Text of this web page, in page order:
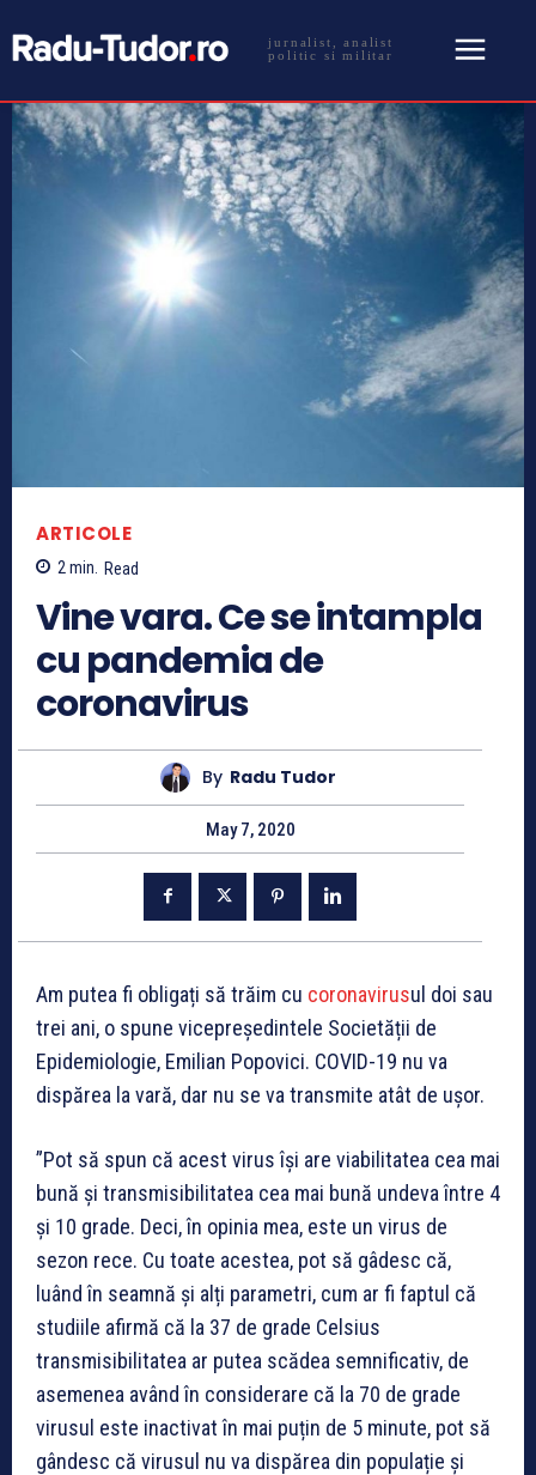
jurnalist, analist
politic si militar
ARTICOLE
2min. Read
Vine vara. Ce se intampla
cu pandemia de
coronavirus
By Radu Tudor
May 7, 2020
Am putea fi obligați să trăim cu coronavirusul doi sau
trei ani, o spune vicepreședintele Societății de
Epidemiologie, Emilian Popovici. COVID-19 nu va
dispărea la vară, dar nu se va transmite atât de ușor.
”Pot să spun că acest virus își are viabilitatea cea mai
bună și transmisibilitatea cea mai bună undeva între 4
și 10 grade. Deci, în opinia mea, este un virus de
sezon rece. Cu toate acestea, pot să gâdesc că,
luând în seamnă și alți parametri, cum ar fi faptul că
studiile afirmă că la 37 de grade Celsius
transmisibilitatea ar putea scădea semnificativ, de
asemenea având în considerare că la 70 de grade
virusul este inactivat în mai puțin de 5 minute, pot să
gândesc că virusul nu va dispărea din populație și